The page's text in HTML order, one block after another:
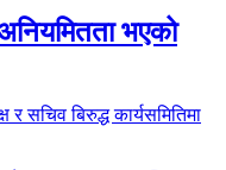
भएको